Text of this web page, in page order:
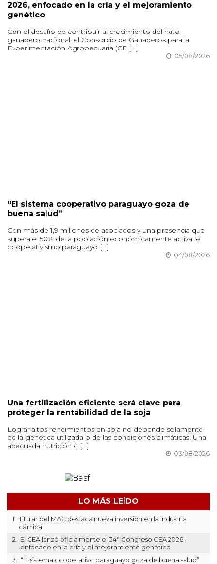
2026, enfocado en la cría y el mejoramiento
genético
Con el desafío de contribuir al crecimiento del hato
ganadero nacional, el Consorcio de Ganaderos para la
Experimentación Agropecuaria (CE [...]
05/08/2026
“El sistema cooperativo paraguayo goza de
buena salud”
Con más de 1,9 millones de asociados y una presencia que
supera el 50% de la población económicamente activa, el
cooperativismo paraguayo [...]
04/08/2026
Una fertilización eficiente será clave para
proteger la rentabilidad de la soja
Lograr altos rendimientos en soja no depende solamente
de la genética utilizada o de las condiciones climáticas. Una
adecuada nutrición d [...]
03/08/2026
LO MÁS LEÍDO
1.
Titular del MAG destaca nueva inversión en la industria
cárnica
2.
El CEA lanzó oficialmente el 34° Congreso CEA 2026,
enfocado en la cría y el mejoramiento genético
3.
“El sistema cooperativo paraguayo goza de buena salud”